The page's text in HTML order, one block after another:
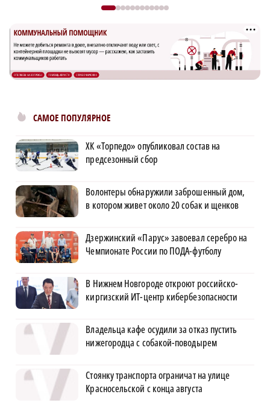
САМОЕ ПОПУЛЯРНОЕ
ХК «Торпедо» опубликовал состав на
предсезонный сбор
Волонтеры обнаружили заброшенный дом,
в котором живет около 20 собак и щенков
Дзержинский «Парус» завоевал серебро на
Чемпионате России по ПОДА-футболу
В Нижнем Новгороде откроют российско-
киргизский ИТ-центр кибербезопасности
Владельца кафе осудили за отказ пустить
нижегородца с собакой-поводырем
Стоянку транспорта ограничат на улице
Красносельской с конца августа